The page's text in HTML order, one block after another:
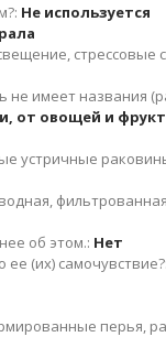
Не используется
стрессовые
имеет названия
от овощей и
устричные
об этом.: Нет
ее (их) самочувствие?:
перья,